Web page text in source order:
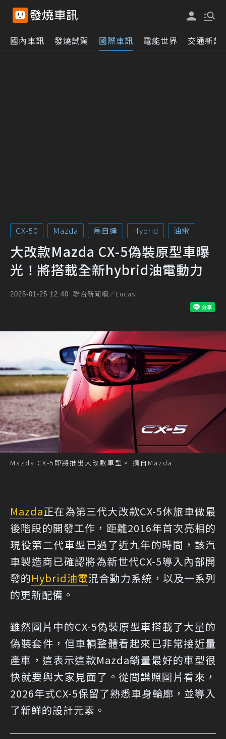
國內車訊 發燒試駕 國際車訊 電能世界 交通新訊
CX-50 Mazda 馬自達 Hybrid 油電
大改款Mazda CX-5偽裝原型車曝
光！將搭載全新hybrid油電動力
2025-01-25 12:40 聯合新聞網／Lucas
Mazda CX-5即將推出大改款車型。 摘自Mazda
Mazda正在為第三代大改款CX-5休旅車做最
後階段的開發工作，距離2016年首次亮相的
現役第二代車型已過了近九年的時間，該汽
車製造商已確認將為新世代CX-5導入內部開
發的Hybrid油電混合動力系統，以及一系列
的更新配備。
雖然圖片中的CX-5偽裝原型車搭載了大量的
偽裝套件，但車輛整體看起來已非常接近量
產車，這表示這款Mazda銷量最好的車型很
快就要與大家見面了。從間諜照圖片看來，
2026年式CX-5保留了熟悉車身輪廓，並導入
了新鮮的設計元素。